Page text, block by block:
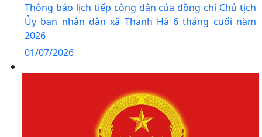
Thông báo lịch tiếp công dân của đồng chí Chủ tịch
Ủy ban nhân dân xã Thanh Hà 6 tháng cuối năm
2026
01/07/2026